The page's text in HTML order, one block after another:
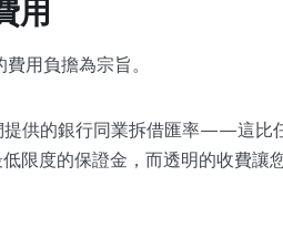
用
用負擔為宗旨。
提供的銀行同業拆借匯率——這比
限度的保證金，而透明的收費讓